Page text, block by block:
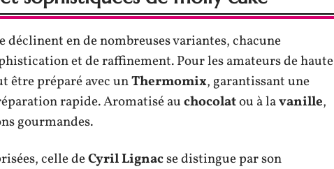
déclinent en de nombreuses variantes, chacune
et de raffinement. Pour les amateurs de haute
être préparé avec unThermomix, garantissant une
rapide. Aromatisé auchocolatou à lavanille,
gourmandes.
celle deCyril Lignacse distingue par son